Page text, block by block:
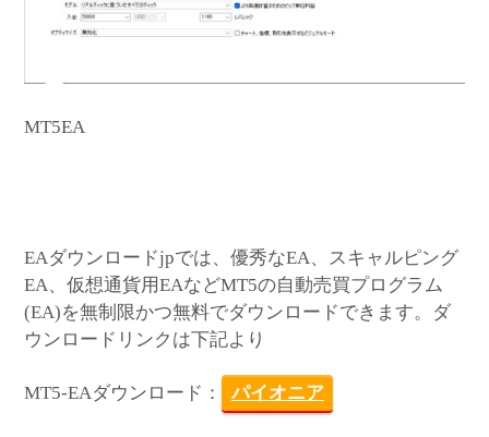
MT5EA
EAダウンロードjpでは、優秀なEA、スキャルピング
EA、仮想通貨用EAなどMT5の自動売買プログラム
(EA)を無制限かつ無料でダウンロードできます。ダ
ウンロードリンクは下記より
MT5-EAダウンロード： パイオニア